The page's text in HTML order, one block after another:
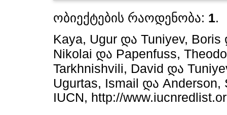
ობიექტების რაოდენობა: 1.
Kaya, Ugur და Tuniyev, Boris
Nikolai და Papenfuss,
Tarkhnishvili, David და
Ugurtas, Ismail და Anderson,
IUCN, http://